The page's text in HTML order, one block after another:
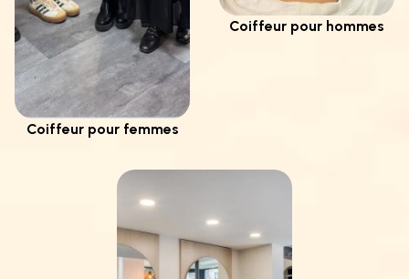
Coiffeur pour femmes
Coiffeur pour hommes